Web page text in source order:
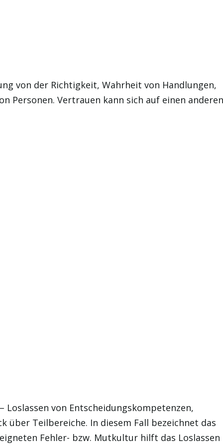
von der Richtigkeit, Wahrheit von Handlungen,
Personen. Vertrauen kann sich auf einen
von Entscheidungskompetenzen,
Teilbereiche. In diesem Fall bezeichnet das
Fehler- bzw. Mutkultur hilft das Loslassen